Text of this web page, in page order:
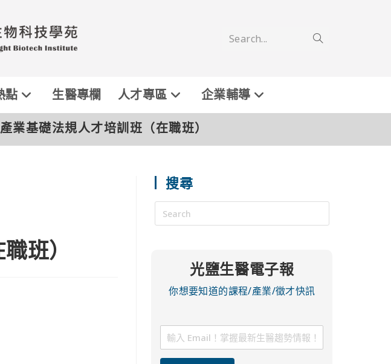
Search...
點 生醫專欄 人才專區 企業輔導
業基礎法規人才培訓班（在職班）
班）
搜尋
光鹽生醫電子報
你想要知道的課程/產業/徵才快訊